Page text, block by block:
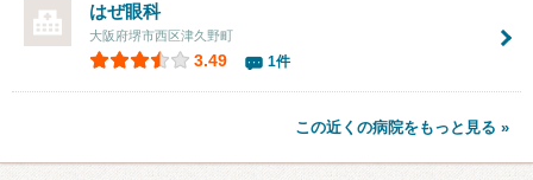
はぜ眼科
大阪府堺市西区津久野町
3.49 1件
この近くの病院をもっと見る »